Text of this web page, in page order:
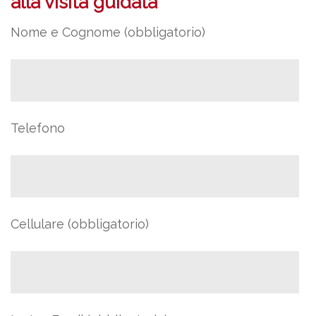
Nome e Cognome (obbligatorio)
Telefono
Cellulare (obbligatorio)